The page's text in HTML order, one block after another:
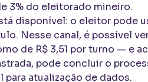
3% do eleitorado mineiro.
disponível: o eleitor pode
Nesse canal, é possível
de R$ 3,51 por turno — e
pode concluir o
atualização de dados.